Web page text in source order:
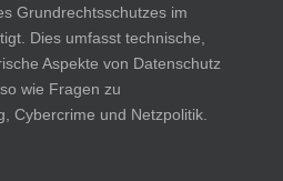
Grundrechtsschutzes im
Dies umfasst technische,
Aspekte von Datenschutz
wie Fragen zu
Cybercrime und Netzpolitik.